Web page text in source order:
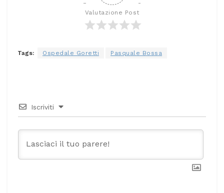
Valutazione Post
Tags: Ospedale Goretti Pasquale Bossa
Iscriviti